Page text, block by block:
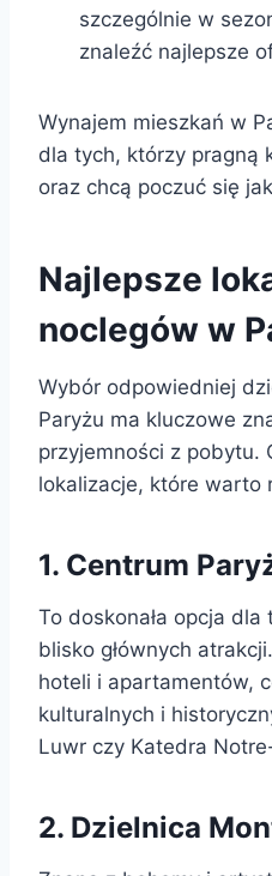
szczególnie w
znaleźć najlepsze
Wynajem mieszkań w
dla tych, którzy pragną
oraz chcą poczuć się
Najlepsze
noclegów w
Wybór odpowiedniej
Paryżu ma kluczowe
przyjemności z pobytu.
lokalizacje, które warto
1. Centrum
To doskonała opcja
blisko głównych
hoteli i apartamentów,
kulturalnych i
Luwr czy Katedra
2. Dzielnica